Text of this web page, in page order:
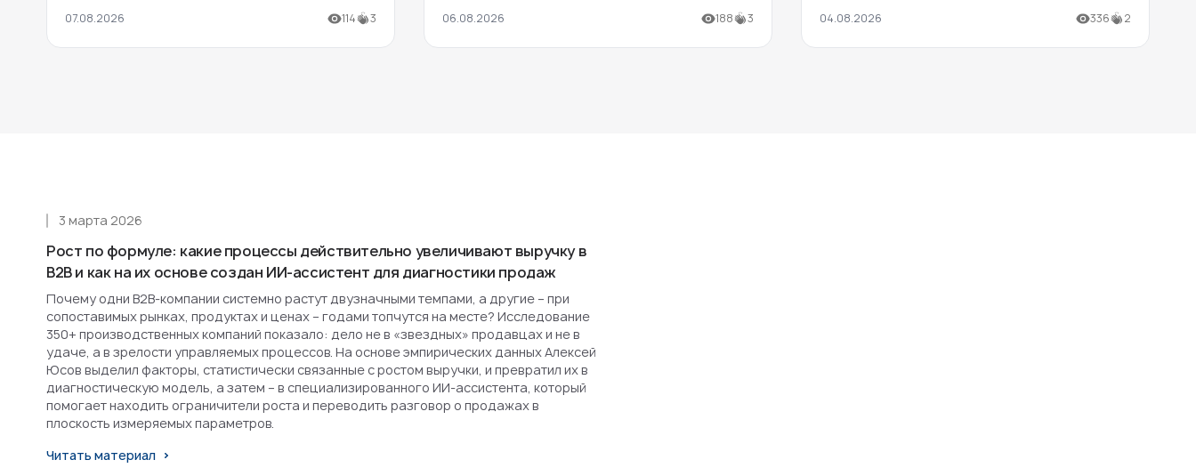
07.08.2026 114 3 06.08.2026 188 3 04.08.2026 336 2
Рост по формуле: какие процессы действительно увеличивают выручку в
B2B и как на их основе создан ИИ-ассистент для диагностики продаж
3 марта 2026
Почему одни B2B-компании системно растут двузначными темпами, а другие – при
сопоставимых рынках, продуктах и ценах – годами топчутся на месте? Исследование
350+ производственных компаний показало: дело не в «звездных» продавцах и не в
удаче, а в зрелости управляемых процессов. На основе эмпирических данных Алексей
Юсов выделил факторы, статистически связанные с ростом выручки, и превратил их в
диагностическую модель, а затем – в специализированного ИИ-ассистента, который
помогает находить ограничители роста и переводить разговор о продажах в
плоскость измеряемых параметров.
Читать материал